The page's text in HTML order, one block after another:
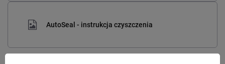
AutoSeal - instrukcja czyszczenia